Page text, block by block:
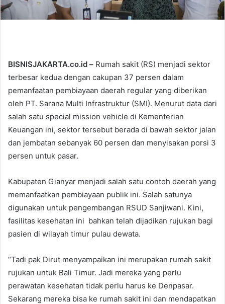
BISNISJAKARTA.co.id – Rumah sakit (RS) menjadi sektor
terbesar kedua dengan cakupan 37 persen dalam
pemanfaatan pembiayaan daerah regular yang diberikan
oleh PT. Sarana Multi Infrastruktur (SMI). Menurut data dari
salah satu special mission vehicle di Kementerian
Keuangan ini, sektor tersebut berada di bawah sektor jalan
dan jembatan sebanyak 60 persen dan menyisakan porsi 3
persen untuk pasar.
Kabupaten Gianyar menjadi salah satu contoh daerah yang
memanfaatkan pembiayaan publik ini. Salah satunya
digunakan untuk pengembangan RSUD Sanjiwani. Kini,
fasilitas kesehatan ini bahkan telah dijadikan rujukan bagi
pasien di wilayah timur pulau dewata.
“Tadi pak Dirut menyampaikan ini merupakan rumah sakit
rujukan untuk Bali Timur. Jadi mereka yang perlu
perawatan kesehatan tidak perlu harus ke Denpasar.
Sekarang mereka bisa ke rumah sakit ini dan mendapatkan